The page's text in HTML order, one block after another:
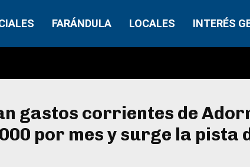
FARÁNDULA LOCALES INTERÉS
gastos corrientes de
por mes y surge la pista